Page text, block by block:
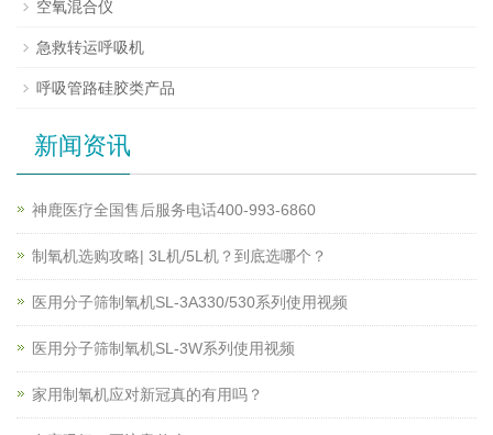
空氧混合仪
急救转运呼吸机
呼吸管路硅胶类产品
新闻资讯
神鹿医疗全国售后服务电话400-993-6860
制氧机选购攻略| 3L机/5L机？到底选哪个？
医用分子筛制氧机SL-3A330/530系列使用视频
医用分子筛制氧机SL-3W系列使用视频
家用制氧机应对新冠真的有用吗？